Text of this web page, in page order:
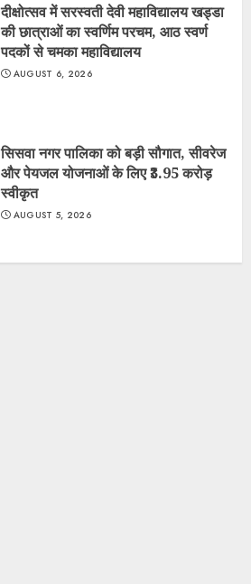
दीक्षोत्सव में सरस्वती देवी महाविद्यालय खड्डा
की छात्राओं का स्वर्णिम परचम, आठ स्वर्ण
पदकों से चमका महाविद्यालय
AUGUST 6, 2026
सिसवा नगर पालिका को बड़ी सौगात, सीवरेज
और पेयजल योजनाओं के लिए ₹3.95 करोड़
स्वीकृत
AUGUST 5, 2026